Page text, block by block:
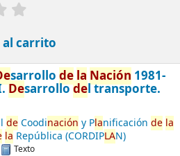
carrito
sarrollo de la Nación 1981-
Desarrollodel transporte.
deCoodinación y Planificación de la
la República (CORDIPLAN)
Texto